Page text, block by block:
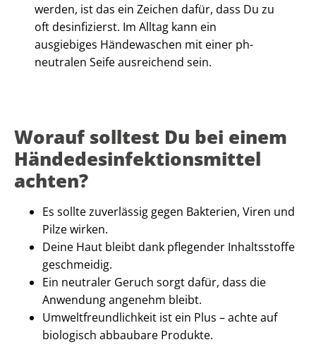
werden, ist das ein Zeichen dafür, dass Du zu
oft desinfizierst. Im Alltag kann ein
ausgiebiges Händewaschen mit einer ph-
neutralen Seife ausreichend sein.
Worauf solltest Du bei einem
Händedesinfektionsmittel
achten?
Es sollte zuverlässig gegen Bakterien, Viren und
Pilze wirken.
Deine Haut bleibt dank pflegender Inhaltsstoffe
geschmeidig.
Ein neutraler Geruch sorgt dafür, dass die
Anwendung angenehm bleibt.
Umweltfreundlichkeit ist ein Plus – achte auf
biologisch abbaubare Produkte.